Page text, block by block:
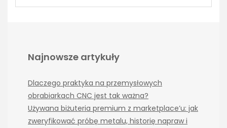
Najnowsze artykuły
Dlaczego praktyka na przemysłowych
obrabiarkach CNC jest tak ważna?
Używana biżuteria premium z marketplace’u: jak
zweryfikować próbę metalu, historię napraw i